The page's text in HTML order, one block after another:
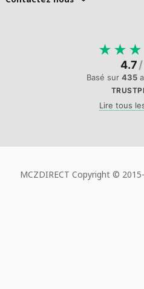
★ ★ ★
4.7/
Basé sur 435
Lire tous
MCZDIRECT Copyright ©